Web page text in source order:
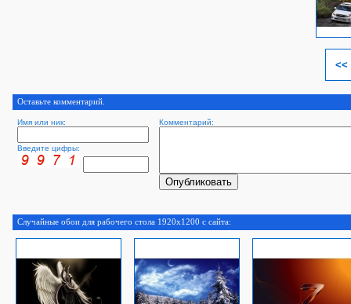
<<
Оставьте комментарий.
Имя или ник: Комментарий:
Введите цифры:
Случайные обои для рабочего стола 1920x1200 с сайта: